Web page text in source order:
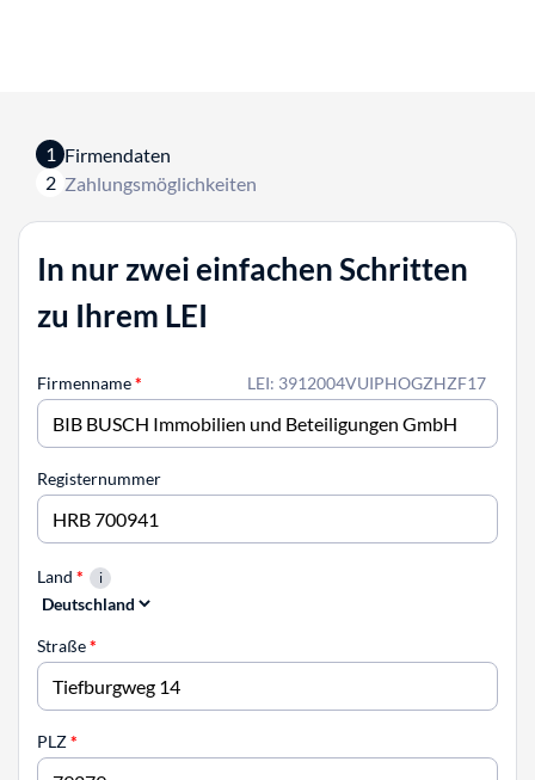
1 Firmendaten
2 Zahlungsmöglichkeiten
In nur zwei einfachen Schritten
zu Ihrem LEI
LEI: 3912004VUIPHOGZHZF17
Firmenname*
Registernummer
Land *
Straße*
PLZ*